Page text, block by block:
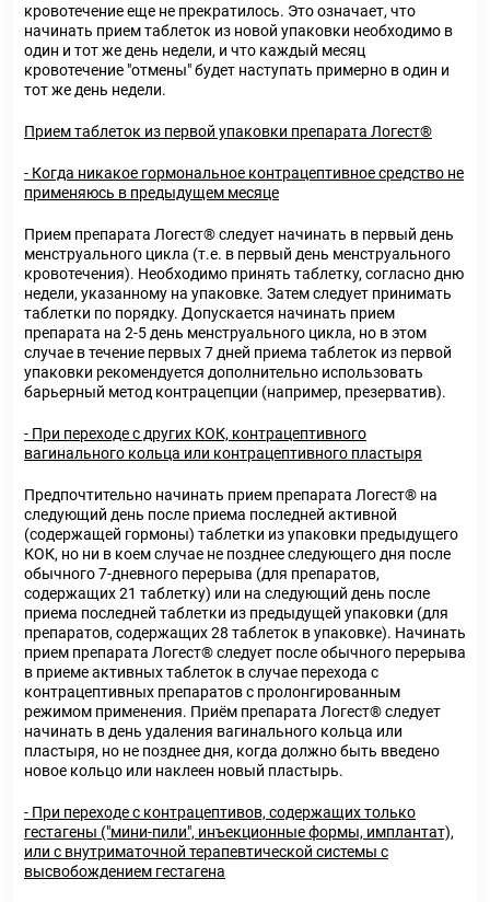
кровотечение еще не прекратилось. Это означает, что
начинать прием таблеток из новой упаковки необходимо в
один и тот же день недели, и что каждый месяц
кровотечение "отмены" будет наступать примерно в один и
тот же день недели.
Прием таблеток из первой упаковки препарата Логест®
- Когда никакое гормональное контрацептивное средство не
применяюсь в предыдущем месяце
Прием препарата Логест® следует начинать в первый день
менструального цикла (т.е. в первый день менструального
кровотечения). Необходимо принять таблетку, согласно дню
недели, указанному на упаковке. Затем следует принимать
таблетки по порядку. Допускается начинать прием
препарата на 2-5 день менструального цикла, но в этом
случае в течение первых 7 дней приема таблеток из первой
упаковки рекомендуется дополнительно использовать
барьерный метод контрацепции (например, презерватив).
- При переходе с других КОК, контрацептивного
вагинального кольца или контрацептивного пластыря
Предпочтительно начинать прием препарата Логест® на
следующий день после приема последней активной
(содержащей гормоны) таблетки из упаковки предыдущего
КОК, но ни в коем случае не позднее следующего дня после
обычного 7-дневного перерыва (для препаратов,
содержащих 21 таблетку) или на следующий день после
приема последней таблетки из предыдущей упаковки (для
препаратов, содержащих 28 таблеток в упаковке). Начинать
прием препарата Логест® следует после обычного перерыва
в приеме активных таблеток в случае перехода с
контрацептивных препаратов с пролонгированным
режимом применения. Приём препарата Логест® следует
начинать в день удаления вагинального кольца или
пластыря, но не позднее дня, когда должно быть введено
новое кольцо или наклеен новый пластырь.
- При переходе с контрацептивов, содержащих только
гестагены ("мини-пили", инъекционные формы, имплантат),
или с внутриматочной терапевтической системы с
высвобождением гестагена